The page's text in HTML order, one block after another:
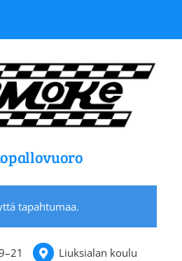
Kangasalan
tapahtumaa.
–21
Liuksialan koulu